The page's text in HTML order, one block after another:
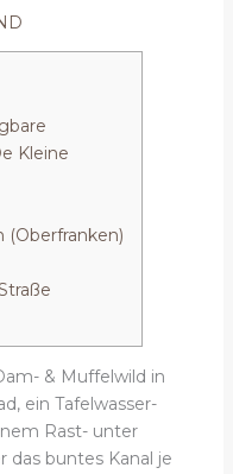
Kleine
(Oberfranken)
& Muffelwild in
ein Tafelwasser-
Rast- unter
das buntes Kanal je